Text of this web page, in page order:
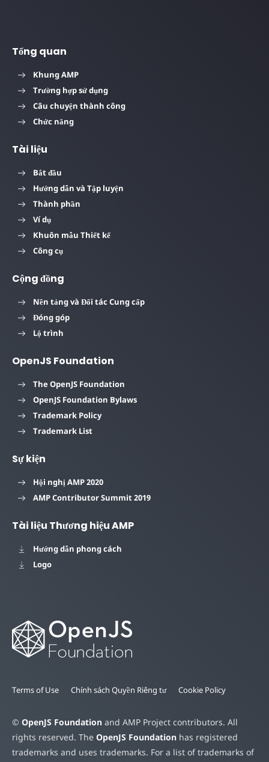
Tổng quan
Khung AMP
Trường hợp sử dụng
Câu chuyện thành công
Chức năng
Tài liệu
Bắt đầu
Hướng dẫn và Tập luyện
Thành phần
Ví dụ
Khuôn mẫu Thiết kế
Công cụ
Cộng đồng
Nền tảng và Đối tác Cung cấp
Đóng góp
Lộ trình
OpenJS Foundation
The OpenJS Foundation
OpenJS Foundation Bylaws
Trademark Policy
Trademark List
Sự kiện
Hội nghị AMP 2020
AMP Contributor Summit 2019
Tài liệu Thương hiệu AMP
Hướng dẫn phong cách
Logo
Terms of Use Chính sách Quyền Riêng tư Cookie Policy
© OpenJS Foundation and AMP Project contributors. All
rights reserved. The OpenJS Foundation has registered
trademarks and uses trademarks. For a list of trademarks of